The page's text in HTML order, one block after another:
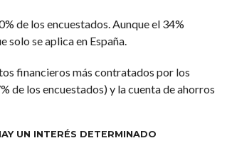
de los encuestados. Aunque el 34%
solo se aplica en España.
financieros más contratados por los
de los encuestados) y la cuenta de ahorros
UN INTERÉS DETERMINADO